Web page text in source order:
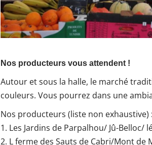
Nos producteurs vous attendent !
Autour et sous la halle, le marché
couleurs. Vous pourrez dans une
Nos producteurs (liste non exhaustive) :
1. Les Jardins de Parpalhou/ Jû-Belloc/
2. L ferme des Sauts de Cabri/Mont de